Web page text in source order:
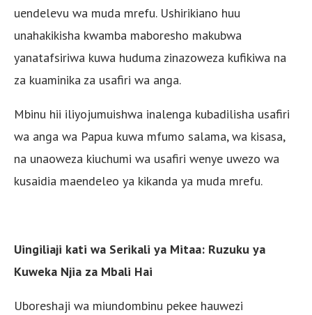
uendelevu wa muda mrefu. Ushirikiano huu
unahakikisha kwamba maboresho makubwa
yanatafsiriwa kuwa huduma zinazoweza kufikiwa na
za kuaminika za usafiri wa anga.
Mbinu hii iliyojumuishwa inalenga kubadilisha usafiri
wa anga wa Papua kuwa mfumo salama, wa kisasa,
na unaoweza kiuchumi wa usafiri wenye uwezo wa
kusaidia maendeleo ya kikanda ya muda mrefu.
Uingiliaji kati wa Serikali ya Mitaa: Ruzuku ya
Kuweka Njia za Mbali Hai
Uboreshaji wa miundombinu pekee hauwezi